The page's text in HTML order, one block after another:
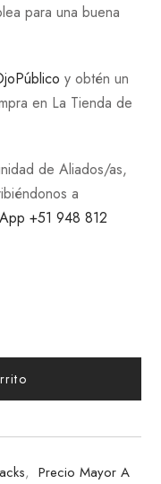
para una buena
y obtén un
en La Tienda de
de Aliados/as,
a
+51 948 812
, Precio Mayor A